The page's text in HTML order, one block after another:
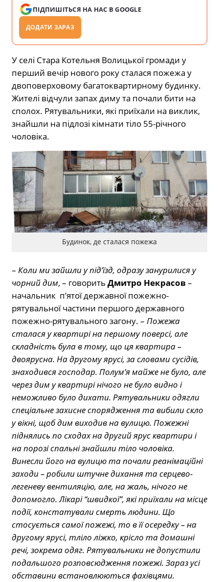
ПІДПИШІТЬСЯ НА НАС В GOOGLE
ДОДАТИ ЗАРАЗ
У селі Стара Котельня Волицької громади у
перший вечір нового року сталася пожежа у
двоповерховому багатоквартирному будинку.
Жителі відчули запах диму та почали бити на
сполох. Рятувальники, які приїхали на виклик,
знайшли на підлозі кімнати тіло 55-річного
чоловіка.
Будинок, де сталася пожежа
– Коли ми зайшли у під’їзд, одразу занурилися у
чорний дим, – говорить Дмитро Некрасов–
начальник п’ятої державної пожежно-
рятувальної частини першого державного
пожежно-рятувального загону. – Пожежа
сталася у квартирі на першому поверсі, але
складність була в тому, що ця квартира –
двоярусна. На другому ярусі, за словами сусідів,
знаходився господар. Полум’я майже не було, але
через дим у квартирі нічого не було видно і
неможливо було дихати. Рятувальники одягли
спеціальне захисне спорядження та вибили скло
у вікні, щоб дим виходив на вулицю. Пожежні
піднялись по сходах на другий ярус квартири і
на порозі спальні знайшли тіло чоловіка.
Винесли його на вулицю та почали реанімаційні
заходи – робили штучне дихання та серцево-
легеневу вентиляцію, але, на жаль, нічого не
допомогло. Лікарі “швидкої”, які приїхали на місце
події, констатували смерть людини. Що
стосується самої пожежі, то в її осередку – на
другому ярусі, тліло ліжко, крісло та домашні
речі, зокрема одяг. Рятувальники не допустили
подальшого розповсюдження пожежі. Зараз усі
обставини встановлюються фахівцями.